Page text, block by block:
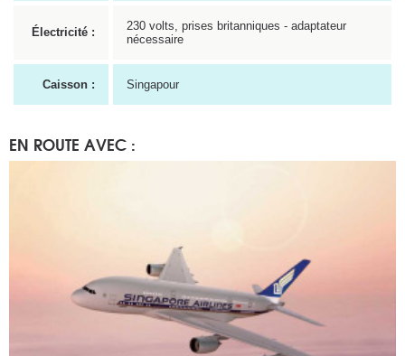
Électricité :
230 volts, prises britanniques - adaptateur
nécessaire
Caisson : Singapour
EN ROUTE AVEC :